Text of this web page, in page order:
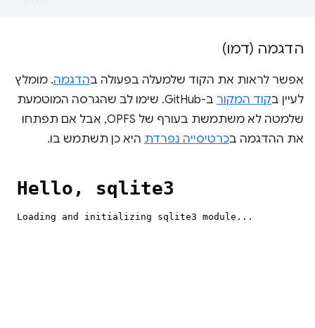
הדגמה (דמו)
אפשר לראות את הקוד שלמעלה בפעולה בהדגמה. מומלץ
לעיין בקוד המקור
ב-GitHub. שימו לב שהגרסה המוטמעת
שלמטה לא משתמשת בעורף של OPFS, אבל אם תפתחו
את ההדגמה בכרטיסייה נפרדת היא כן תשתמש בו.